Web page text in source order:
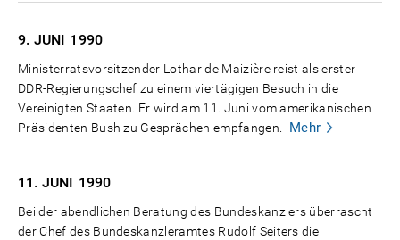
9. JUNI 1990
Ministerratsvorsitzender Lothar de Maizière reist als erster
DDR-Regierungschef zu einem viertägigen Besuch in die
Vereinigten Staaten. Er wird am 11. Juni vom amerikanischen
Präsidenten Bush zu Gesprächen empfangen.
Mehr
11. JUNI 1990
Bei der abendlichen Beratung des Bundeskanzlers überrascht
der Chef des Bundeskanzleramtes Rudolf Seiters die